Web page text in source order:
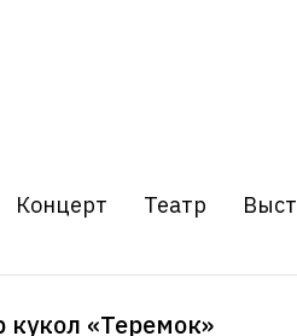
Концерт Театр
кукол «Теремок»